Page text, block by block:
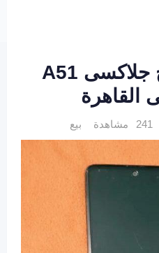
موبايل سامسونج جلاكسى A51
241 مشاهدة بيع